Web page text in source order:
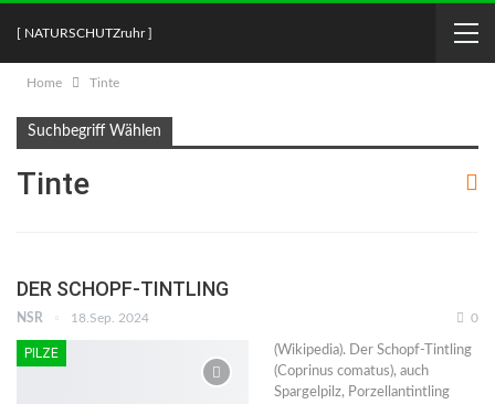
[ NATURSCHUTZruhr ]
Home Tinte
Suchbegriff Wählen
Tinte
DER SCHOPF-TINTLING
NSR 18.Sep. 2024 0
PILZE
(Wikipedia). Der Schopf-Tintling
(Coprinus comatus), auch
Spargelpilz, Porzellantintling